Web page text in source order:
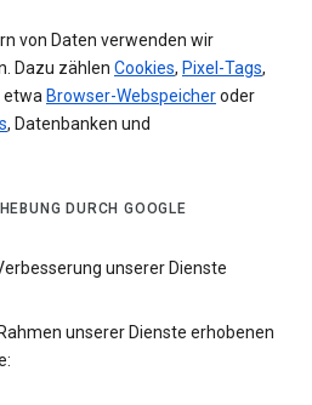
von Daten verwenden wir
Dazu zählen Cookies, Pixel-Tags,
etwa Browser-Webspeicheroder
, Datenbanken und
DURCH GOOGLE
unserer Dienste
unserer Dienste erhobenen